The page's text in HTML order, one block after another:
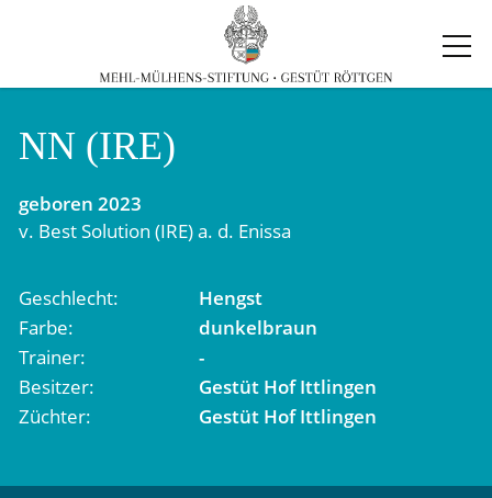
NN (IRE)
geboren 2023
v. Best Solution (IRE)a. d. Enissa
Geschlecht
Hengst
Farbe
dunkelbraun
Trainer
-
Besitzer
Gestüt Hof Ittlingen
Züchter
Gestüt Hof Ittlingen